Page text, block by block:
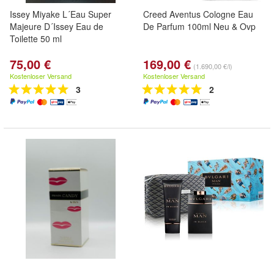
Issey Miyake L´Eau Super
Majeure D´Issey Eau de
Toilette 50 ml
75,00 €
Kostenloser Versand
3
Creed Aventus Cologne Eau
De Parfum 100ml Neu & Ovp
169,00 € (1.690,00 €/l)
Kostenloser Versand
2